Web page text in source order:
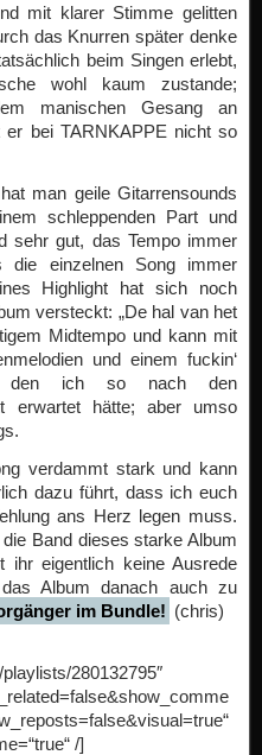
mit klarer Stimme gelitten
das Knurren später denke
beim Singen erlebt,
wohl kaum zustande;
manischen Gesang an
er bei TARNKAPPE nicht so
man geile Gitarrensounds
schleppenden Part und
sehr gut, das Tempo immer
einzelnen Song immer
Highlight hat sich noch
versteckt: „De hal van het
Midtempo und kann mit
und einem fuckin‘
den ich so nach den
erwartet hätte; aber umso
verdammt stark und kann
dazu führt, dass ich euch
ans Herz legen muss.
Band dieses starke Album
ihr eigentlich keine Ausrede
Album danach auch zu
im Bundle! (chris)
280132795″
/]